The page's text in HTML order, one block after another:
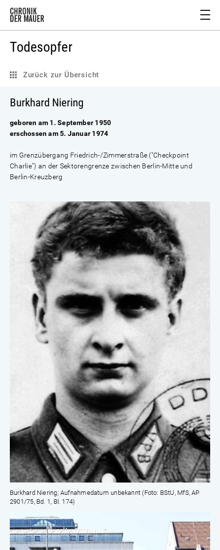
Todesopfer
Zurück zur Übersicht
Burkhard Niering; Aufnahmedatum unbekannt (Foto: BStU, MfS, AP
2901/75, Bd. 1, Bl. 174)
Burkhard Niering
geboren am 1. September 1950
erschossen am 5. Januar 1974
im Grenzübergang Friedrich-/Zimmerstraße ("Checkpoint
Charlie") an der Sektorengrenze zwischen Berlin-Mitte und
Berlin-Kreuzberg